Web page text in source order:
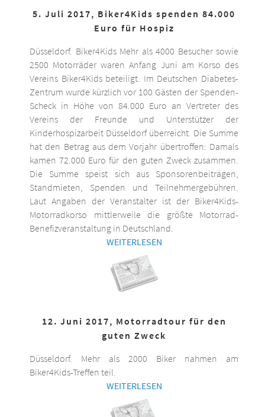
5. Juli 2017, Biker4Kids spenden 84.000
Euro für Hospiz
Düsseldorf. Biker4Kids Mehr als 4000 Besucher sowie
2500 Motorräder waren Anfang Juni am Korso des
Vereins Biker4Kids beteiligt. Im Deutschen Diabetes-
Zentrum wurde kürzlich vor 100 Gästen der Spenden-
Scheck in Höhe von 84.000 Euro an Vertreter des
Vereins der Freunde und Unterstützer der
Kinderhospizarbeit Düsseldorf überreicht. Die Summe
hat den Betrag aus dem Vorjahr übertroffen: Damals
kamen 72.000 Euro für den guten Zweck zusammen.
Die Summe speist sich aus Sponsorenbeiträgen,
Standmieten, Spenden und Teilnehmergebühren.
Laut Angaben der Veranstalter ist der Biker4Kids-
Motorradkorso mittlerweile die größte Motorrad-
Benefizveranstaltung in Deutschland.
WEITERLESEN
12. Juni 2017, Motorradtour für den
guten Zweck
Düsseldorf. Mehr als 2000 Biker nahmen am
Biker4Kids-Treffen teil.
WEITERLESEN